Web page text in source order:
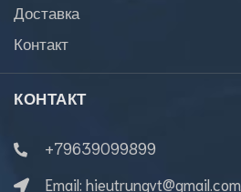
Доставка
Контакт
КОНТАКТ
+79639099899
Email: hieutrungvt@gmail.com